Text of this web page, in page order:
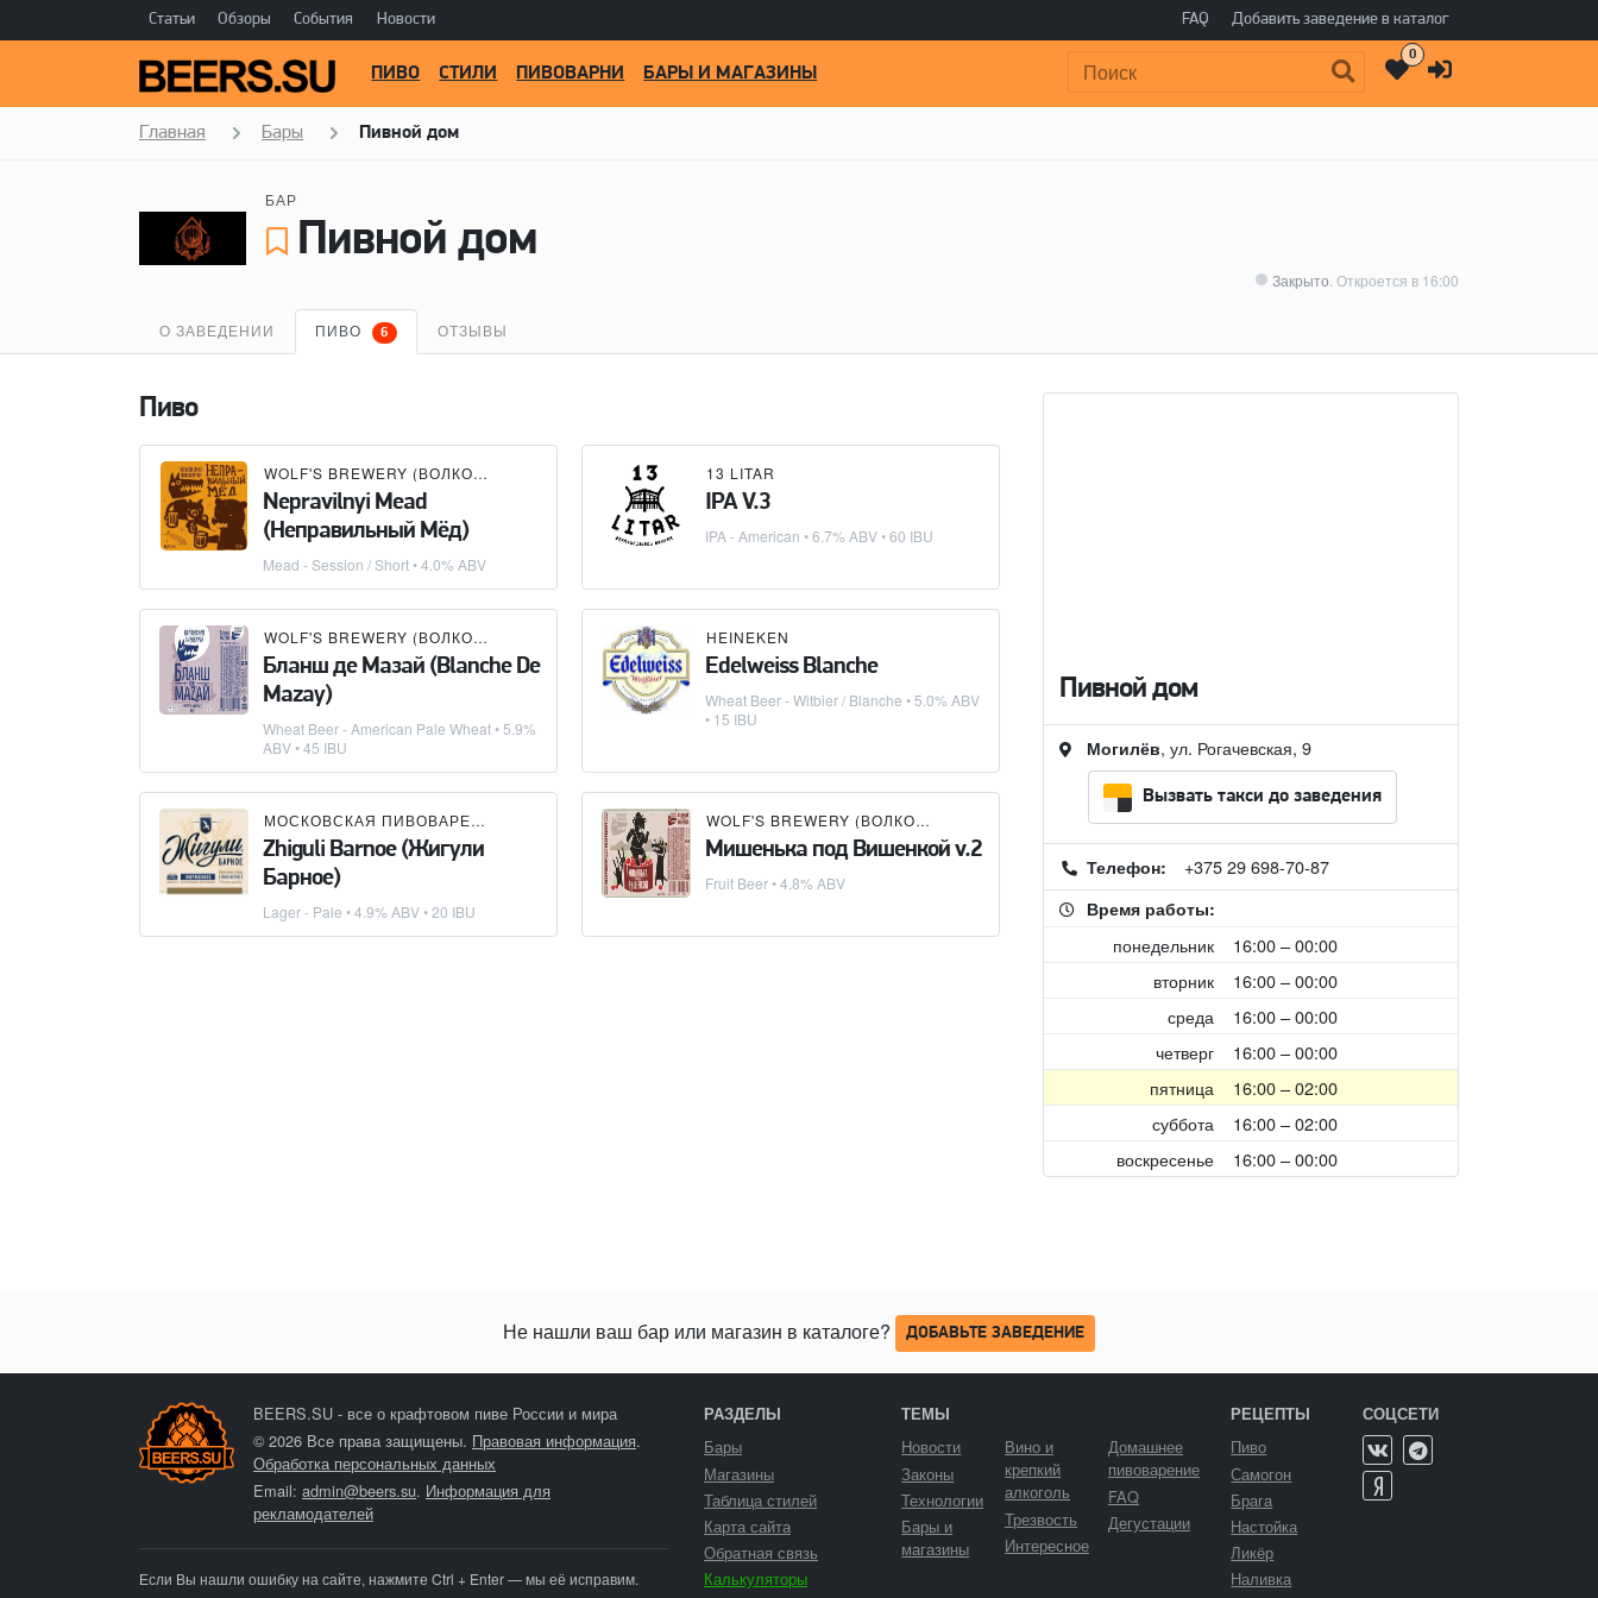
Статьи Обзоры События Новости FAQ Добавить заведение в каталог
Поиск:
ПИВО СТИЛИ ПИВОВАРНИ БАРЫ И МАГАЗИНЫ
0
Главная Бары Пивной дом
БАР
Пивной дом
Закрыто . Откроется в 16:00
О ЗАВЕДЕНИИ ПИВО 6 ОТЗЫВЫ
Пиво
WOLF'S BREWERY (ВОЛКОВСКАЯ ПИВОВАРНЯ)
Nepravilnyi Mead
(Неправильный Мёд)
Mead - Session / Short• 4.0% ABV
13 LITAR
IPA V.3
IPA - American • 6.7% ABV • 60 IBU
WOLF'S BREWERY (ВОЛКОВСКАЯ ПИВОВАРНЯ)
Бланш де Мазай (Blanche De
Mazay)
Wheat Beer - American Pale Wheat• 5.9%
ABV • 45 IBU
HEINEKEN
Edelweiss Blanche
Wheat Beer - Witbier / Blanche • 5.0% ABV
• 15 IBU
МОСКОВСКАЯ ПИВОВАРЕННАЯ КОМПАНИЯ (МПК)
Zhiguli Barnoe (Жигули
Барное)
Lager - Pale • 4.9% ABV • 20 IBU
WOLF'S BREWERY (ВОЛКОВСКАЯ ПИВОВАРНЯ)
Мишенька под Вишенкой v.2
Fruit Beer• 4.8% ABV
Пивной дом
Могилёв, ул. Рогачевская, 9
Вызвать такси до заведения
Телефон: +375 29 698-70-87
Время работы:
понедельник
16:00 – 00:00
вторник
16:00 – 00:00
среда
16:00 – 00:00
четверг
16:00 – 00:00
пятница
16:00 – 02:00
суббота
16:00 – 02:00
воскресенье
16:00 – 00:00
Не нашли ваш бар или магазин в каталоге? ДОБАВЬТЕ ЗАВЕДЕНИЕ
BEERS.SU - все о крафтовом пиве России и мира
© 2026 Все права защищены. Правовая информация.
Обработка персональных данных
Email: admin@beers.su. Информация для
рекламодателей
Если Вы нашли ошибку на сайте, нажмите Ctrl + Enter — мы её исправим.
РАЗДЕЛЫ
Бары
Магазины
Таблица стилей
Карта сайта
Обратная связь
Калькуляторы
ТЕМЫ
Новости
Законы
Технологии
Бары и
магазины
Вино и
крепкий
алкоголь
Трезвость
Интересное
Домашнее
пивоварение
FAQ
Дегустации
РЕЦЕПТЫ
Пиво
Самогон
Брага
Настойка
Ликёр
Наливка
СОЦСЕТИ